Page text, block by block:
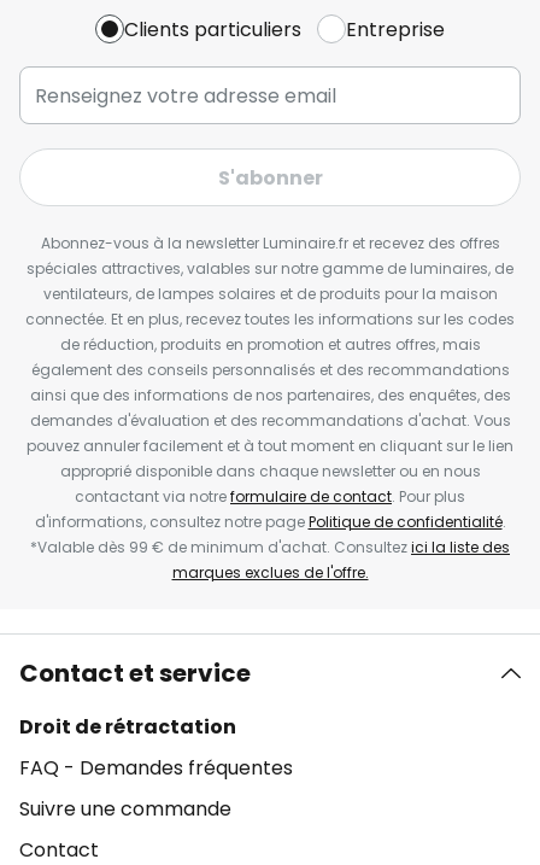
Clients particuliers Entreprise
S'abonner
Abonnez-vous à la newsletter Luminaire.fr et recevez des offres
spéciales attractives, valables sur notre gamme de luminaires, de
ventilateurs, de lampes solaires et de produits pour la maison
connectée. Et en plus, recevez toutes les informations sur les codes
de réduction, produits en promotion et autres offres, mais
également des conseils personnalisés et des recommandations
ainsi que des informations de nos partenaires, des enquêtes, des
demandes d'évaluation et des recommandations d'achat. Vous
pouvez annuler facilement et à tout moment en cliquant sur le lien
approprié disponible dans chaque newsletter ou en nous
contactant via notreformulaire de contact. Pour plus
d'informations, consultez notre pagePolitique de confidentialité.
*Valable dès 99 € de minimum d'achat. Consultezici la liste des
marques exclues de l'offre.
Contact et service
Droit de rétractation
FAQ - Demandes fréquentes
Suivre une commande
Contact